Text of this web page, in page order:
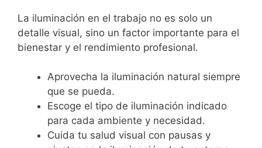
La iluminación en el trabajo no es solo un
detalle visual, sino un factor importante para el
bienestar y el rendimiento profesional.
Aprovecha la iluminación natural siempre
que se pueda.
Escoge el tipo de iluminación indicado
para cada ambiente y necesidad.
Cuida tu salud visual con pausas y